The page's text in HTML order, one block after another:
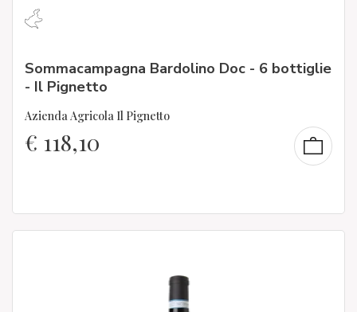
Sommacampagna Bardolino Doc - 6 bottiglie
- Il Pignetto
Azienda Agricola Il Pignetto
€ 118,10